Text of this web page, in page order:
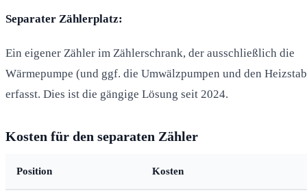
Separater Zählerplatz:
Ein eigener Zähler im Zählerschrank, der ausschließlich die
Wärmepumpe (und ggf. die Umwälzpumpen und den
erfasst. Dies ist die gängige Lösung seit 2024.
Kosten für den separaten Zähler
Position Kosten